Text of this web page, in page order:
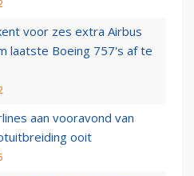
voor zes extra Airbus
laatste Boeing 757's af te
aan vooravond van
ooit